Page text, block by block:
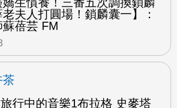
夫人打圓場！鎖麟囊一】：
蓓芸 FM
茶
旅行中的音樂1布拉格 史麥塔